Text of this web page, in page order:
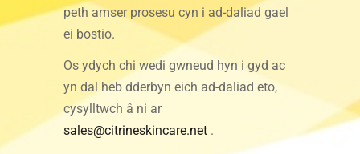
peth amser prosesu cyn i ad-daliad gael
ei bostio.
Os ydych chi wedi gwneud hyn i gyd ac
yn dal heb dderbyn eich ad-daliad eto,
cysylltwch â ni ar
sales@citrineskincare.net .